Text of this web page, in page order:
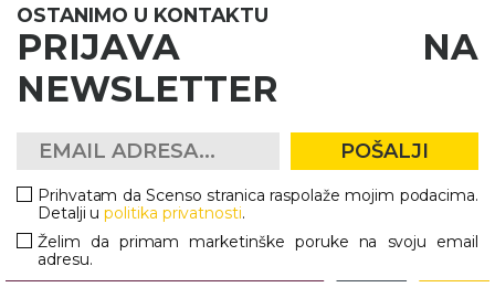
OSTANIMO U KONTAKTU
PRIJAVA NA
NEWSLETTER
POŠALJI
Prihvatam da Scenso stranica raspolaže mojim podacima.
Detalji upolitika privatnosti.
Želim da primam marketinške poruke na svoju email
adresu.